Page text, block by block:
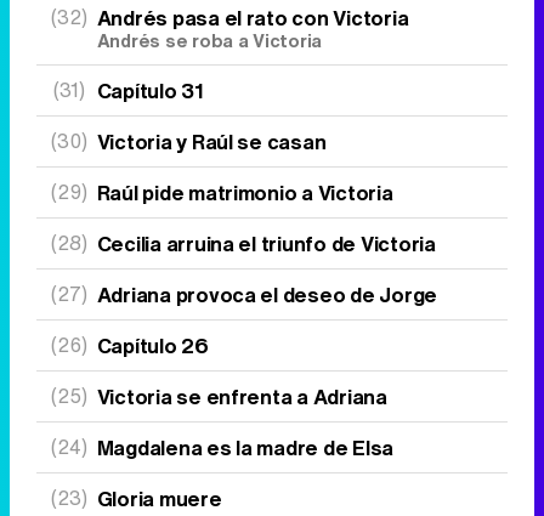
(32) Andrés pasa el rato con Victoria
Andrés se roba a Victoria
(31) Capítulo 31
(30) Victoria y Raúl se casan
(29) Raúl pide matrimonio a Victoria
(28) Cecilia arruina el triunfo de Victoria
(27) Adriana provoca el deseo de Jorge
(26) Capítulo 26
(25) Victoria se enfrenta a Adriana
(24) Magdalena es la madre de Elsa
(23) Gloria muere